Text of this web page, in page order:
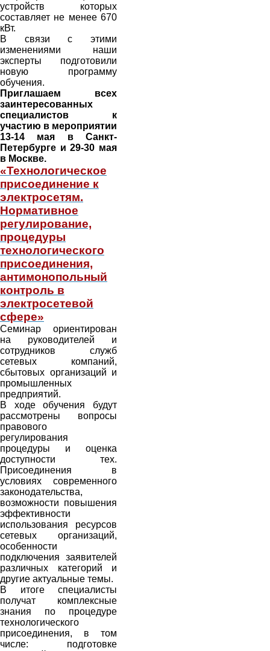
устройств которых
составляет не менее 670
кВт.
В связи с этими
изменениями наши
эксперты подготовили
новую программу
обучения.
Приглашаем всех
заинтересованных
специалистов к
участию в мероприятии
13-14 мая в Санкт-
Петербурге и 29-30 мая
в Москве.
«Технологическое
присоединение к
электросетям.
Нормативное
регулирование,
процедуры
технологического
присоединения,
антимонопольный
контроль в
электросетевой
сфере»
Семинар ориентирован
на руководителей и
сотрудников служб
сетевых компаний,
сбытовых организаций и
промышленных
предприятий.
В ходе обучения будут
рассмотрены вопросы
правового
регулирования
процедуры и оценка
доступности тех.
Присоединения в
условиях современного
законодательства,
возможности повышения
эффективности
использования ресурсов
сетевых организаций,
особенности
подключения заявителей
различных категорий и
другие актуальные темы.
В итоге специалисты
получат комплексные
знания по процедуре
технологического
присоединения, в том
числе: подготовке